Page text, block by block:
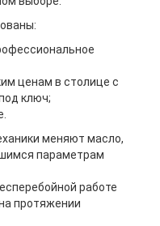
ценам в столице с
ключ;
меняют масло,
параметрам
работе
протяжении